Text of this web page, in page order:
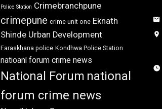
Police Station Crimebranchpune
crimepune crime unit one Eknath
Shinde Urban Development
Faraskhana police Kondhwa Police Station
natioanl forum crime news
National Forum national
forum crime news